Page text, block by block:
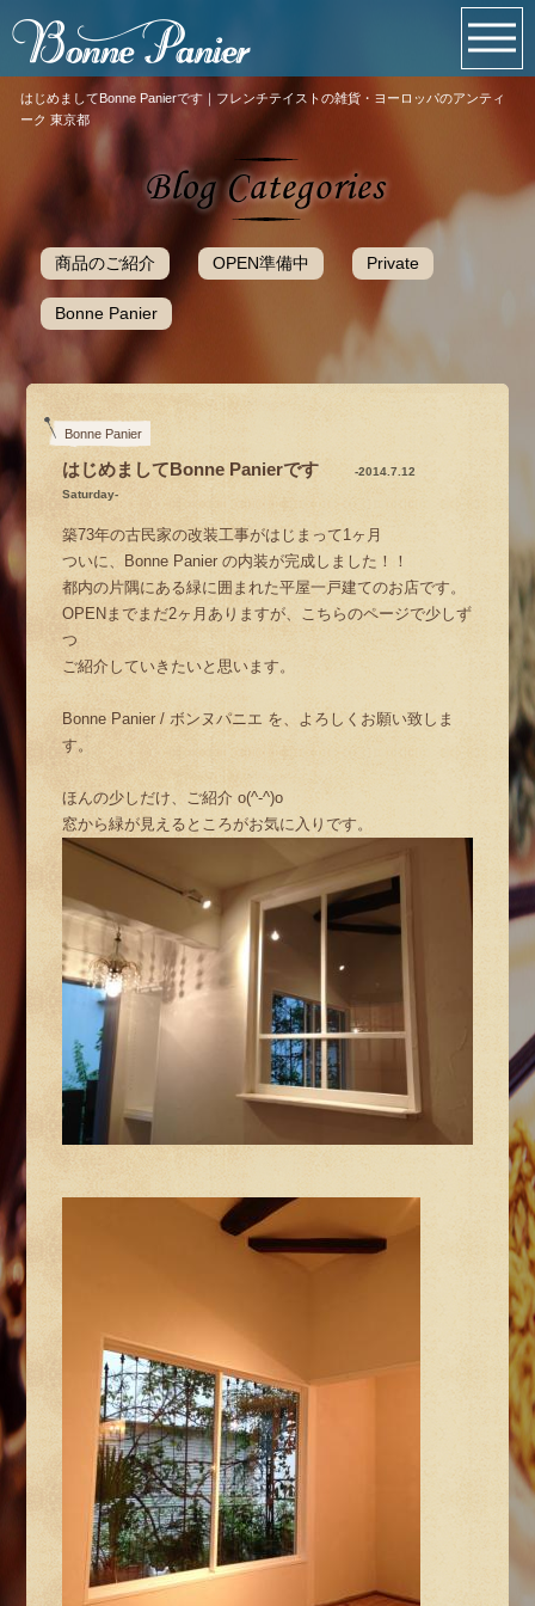
はじめましてBonne Panierです｜フレンチテイストの雑貨・ヨーロッパのアンティ
ーク 東京都
商品のご紹介 OPEN準備中 Private
Bonne Panier
Bonne Panier
はじめましてBonne Panierです
-2014.7.12
Saturday-
築73年の古民家の改装工事がはじまって1ヶ月
ついに、Bonne Panier の内装が完成しました！！
都内の片隅にある緑に囲まれた平屋一戸建てのお店です。
OPENまでまだ2ヶ月ありますが、こちらのページで少しず
つ
ご紹介していきたいと思います。
Bonne Panier / ボンヌパニエ を、よろしくお願い致しま
す。
ほんの少しだけ、ご紹介 o(^-^)o
窓から緑が見えるところがお気に入りです。